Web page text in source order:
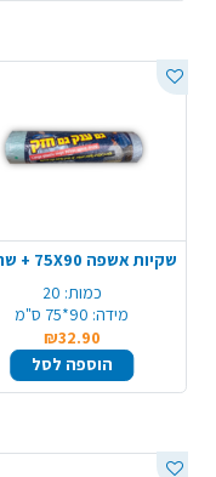
כמות: 20
מידה: 90*75 ס"מ
₪32.90
הוספה לסל